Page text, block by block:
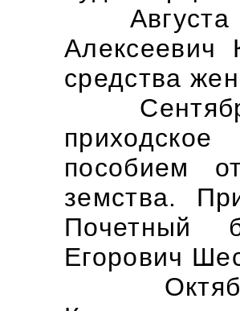
Августа
Алексеевич
средства
Сентября
пособием
земства.
Почетный
Егорович
Октября